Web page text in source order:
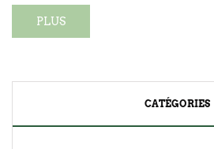
PLUS
CATÉGORIES